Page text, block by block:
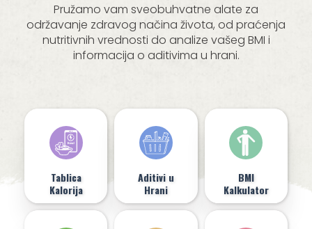
Pružamo vam sveobuhvatne alate za
održavanje zdravog načina života, od praćenja
nutritivnih vrednosti do analize vašeg BMI i
informacija o aditivima u hrani.
Tablica
Kalorija
Aditivi u
Hrani
BMI
Kalkulator